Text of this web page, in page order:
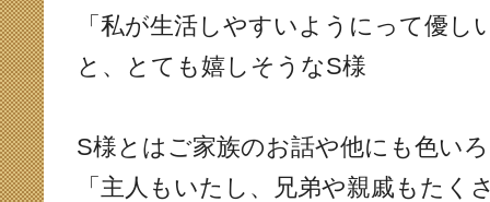
「私が生活しやすいようにって優し
と、とても嬉しそうなS様
S様とはご家族のお話や他にも色い
「主人もいたし、兄弟や親戚もたく